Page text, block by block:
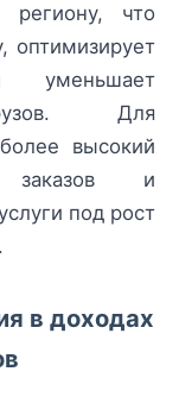
региону, что
оптимизирует
уменьшает
Для
высокий
заказов и
под рост
в доходах